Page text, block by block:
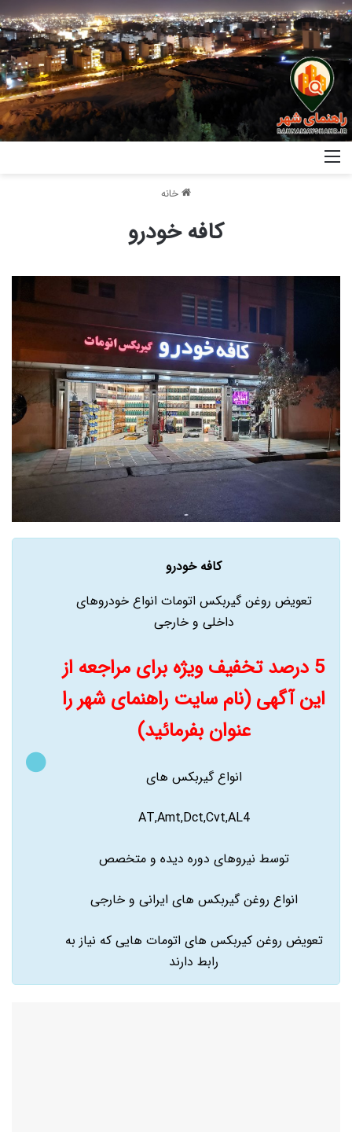
خانه
کافه خودرو
کافه خودرو
تعویض روغن گیربکس اتومات انواع خودروهای
داخلی و خارجی
5 درصد تخفیف ویژه برای مراجعه از
این آگهی (نام سایت راهنمای شهر را
عنوان بفرمائید)
انواع گیربکس های
AT,Amt,Dct,Cvt,AL4
توسط نیروهای دوره دیده و متخصص
انواع روغن گیربکس های ایرانی و خارجی
تعویض روغن کیربکس های اتومات هایی که نیاز به
رابط دارند